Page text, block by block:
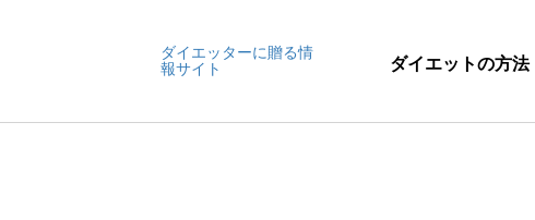
ダイエッターに贈る情
報サイト
ダイエットの方法